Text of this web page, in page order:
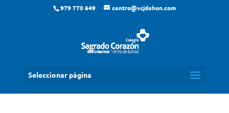
979 770 649 centro@scjdehon.com
Seleccionar página